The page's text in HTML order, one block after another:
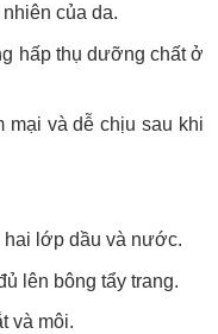
của da.
hấp thụ dưỡng chất ở
mại và dễ chịu sau khi
hai lớp dầu và nước.
lên bông tẩy trang.
và môi.